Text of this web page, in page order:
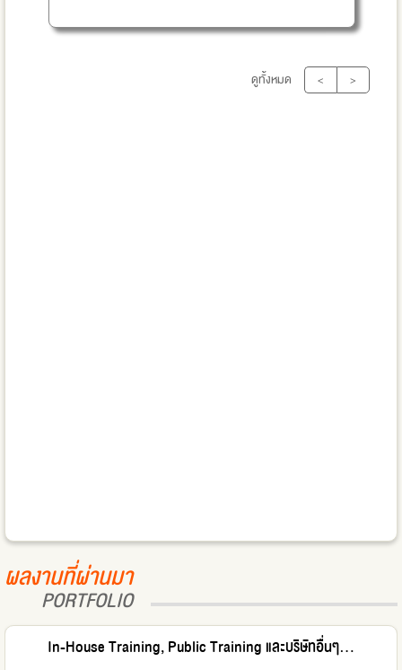
ดูทั้งหมด < >
ผลงานที่ผ่านมา
PORTFOLIO
In-House Training, Public Training และบริษัทอื่นๆ...